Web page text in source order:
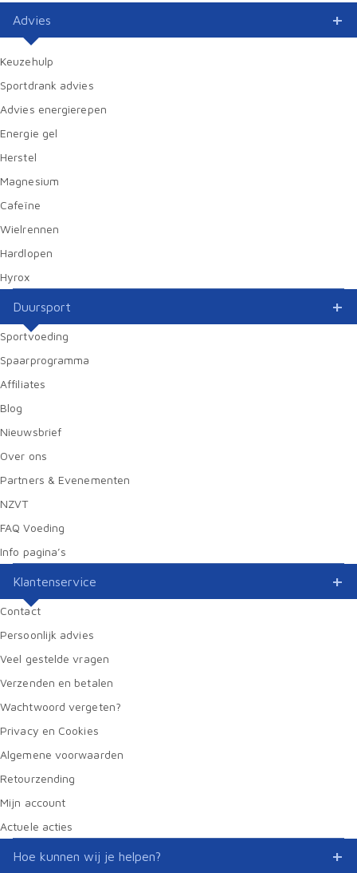
Advies
Keuzehulp
Sportdrank advies
Advies energierepen
Energie gel
Herstel
Magnesium
Cafeïne
Wielrennen
Hardlopen
Hyrox
Duursport
Sportvoeding
Spaarprogramma
Affiliates
Blog
Nieuwsbrief
Over ons
Partners & Evenementen
NZVT
FAQ Voeding
Info pagina’s
Klantenservice
Contact
Persoonlijk advies
Veel gestelde vragen
Verzenden en betalen
Wachtwoord vergeten?
Privacy en Cookies
Algemene voorwaarden
Retourzending
Mijn account
Actuele acties
Hoe kunnen wij je helpen?